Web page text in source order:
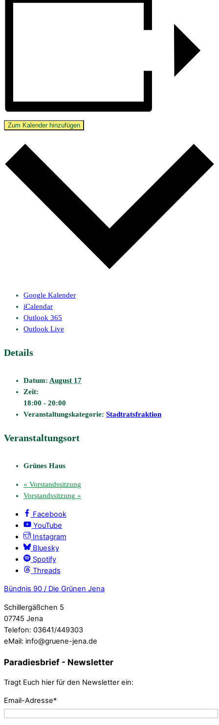
Zum Kalender hinzufügen
Google Kalender
iCalendar
Outlook 365
Outlook Live
Details
Datum: August 17
Zeit:
18:00 - 20:00
Veranstaltungskategorie: Stadtratsfraktion
Veranstaltungsort
Grünes Haus
« Vorstandssitzung
Vorstandssitzung »
Facebook
YouTube
Instagram
Bluesky
Spotify
Threads
Bündnis 90 / Die Grünen Jena
Schillergäßchen 5
07745 Jena
Telefon: 03641/449303
eMail: info@gruene-jena.de
Paradiesbrief - Newsletter
Tragt Euch hier für den Newsletter ein:
Email-Adresse*